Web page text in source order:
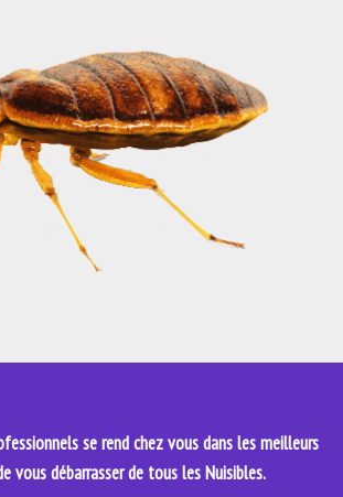
se rend chez vous dans les meilleurs
vous débarrasser de tous les Nuisibles.